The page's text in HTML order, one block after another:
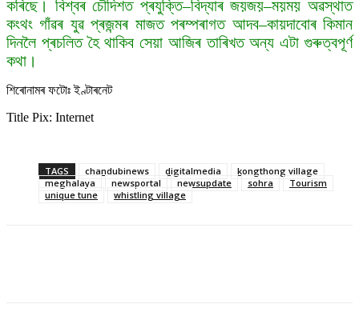
কৰিছে। বিশ্বৰ চৌদিশত প্ৰযুক্তি–বিদ্যাৰ জয়জয়–ময়ময় অৱস্থাত
কংথং গাঁৱৰ যুৱ প্ৰজন্মৰ মাজত পৰম্পৰাগত আদব–কায়দাবোৰ কিমান
দিনলৈ প্ৰচলিত হৈ থাকিব সেয়া আজিৰ তাৰিখত অন্য এটা গুৰুত্বপূৰ্ণ
কথা।
শিৰোনামৰ ফটোঃ ইণ্টাৰনেট
Title Pix: Internet
TAGS chandubinews digitalmedia
kongthong village
meghalaya
newsportal newsupdate sohra
Tourism
unique tune
whistling village